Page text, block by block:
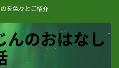
を色々とご紹介